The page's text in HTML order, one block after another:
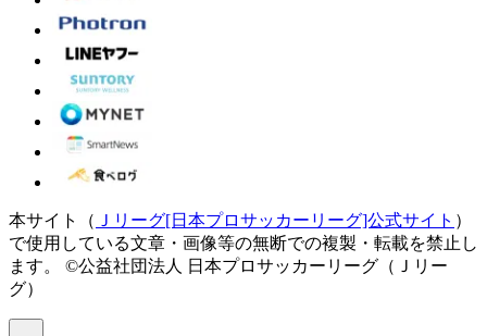
本サイト（ Ｊリーグ[日本プロサッカーリーグ]公式サイト ）
で使用している文章・画像等の無断での複製・転載を禁止し
ます。
©公益社団法人 日本プロサッカーリーグ（Ｊリー
グ）